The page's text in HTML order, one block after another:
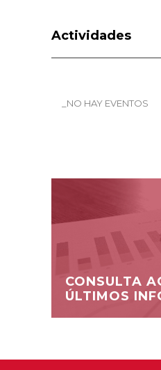
Actividades
_NO HAY EVENTOS
CONSULTA
ÚLTIMOS